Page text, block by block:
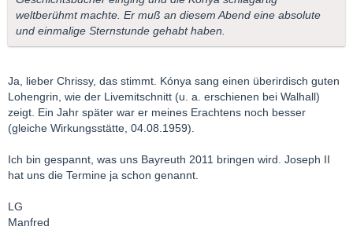
weltberühmt machte. Er muß an diesem Abend eine absolute
und einmalige Sternstunde gehabt haben.
Ja, lieber Chrissy, das stimmt. Kónya sang einen überirdisch guten
Lohengrin, wie der Livemitschnitt (u. a. erschienen bei Walhall)
zeigt. Ein Jahr später war er meines Erachtens noch besser
(gleiche Wirkungsstätte, 04.08.1959).
Ich bin gespannt, was uns Bayreuth 2011 bringen wird. Joseph II
hat uns die Termine ja schon genannt.
LG
Manfred